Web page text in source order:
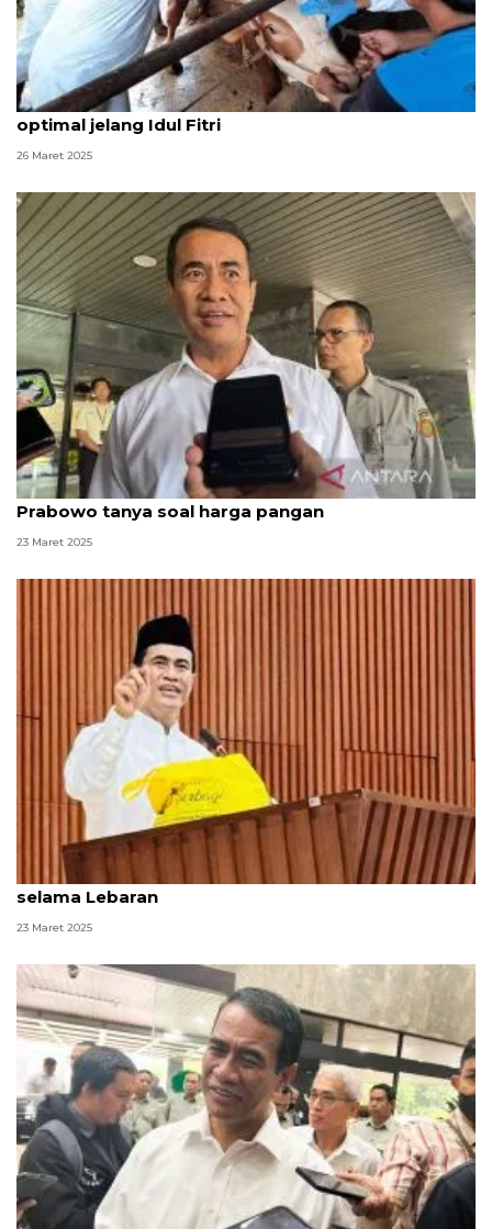
Kementan pastikan pengendalian PMK tetap
optimal jelang Idul Fitri
26 Maret 2025
Mentan mengaku kerap ditelpon Presiden
Prabowo tanya soal harga pangan
23 Maret 2025
Pemerintah pastikan pangan aman dan terjangkau
selama Lebaran
23 Maret 2025